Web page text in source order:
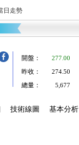
日走勢
開盤： 277.00
昨收：
274.50
總量：
5,677
技術線圖 基本分析